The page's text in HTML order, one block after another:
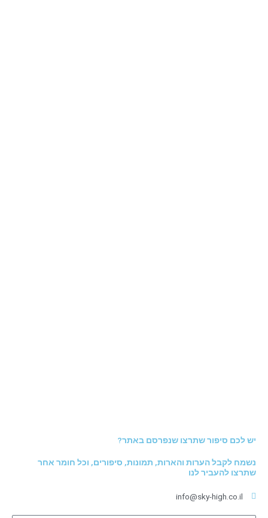
יש לכם סיפור שתרצו שנפרסם באתר?
נשמח לקבל הערות והארות, תמונות, סיפורים, וכל חומר אחר
שתרצו להעביר לנו
info@sky-high.co.il